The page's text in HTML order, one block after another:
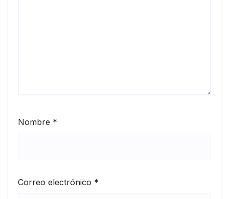
Nombre *
Correo electrónico *